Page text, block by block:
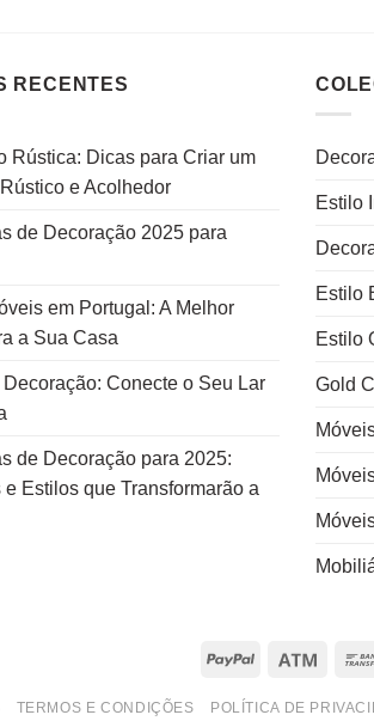
RECENTES
Rústica: Dicas para Criar um
e Acolhedor
de Decoração 2025 para
em Portugal: A Melhor
a Sua Casa
Conecte o Seu Lar
de Decoração para 2025:
e Estilos que Transformarão a
Estilo
Estilo
Estilo
Gold
PayPal Atm
TERMOS E CONDIÇÕES POLÍTICA DE